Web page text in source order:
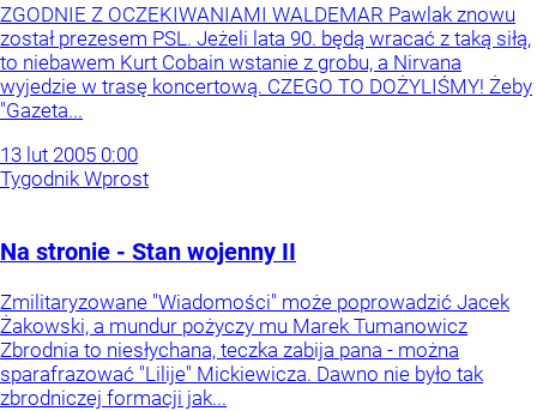
ZGODNIE Z OCZEKIWANIAMI WALDEMAR Pawlak znowu
został prezesem PSL. Jeżeli lata 90. będą wracać z taką siłą,
to niebawem Kurt Cobain wstanie z grobu, a Nirvana
wyjedzie w trasę koncertową. CZEGO TO DOŻYLIŚMY! Żeby
"Gazeta...
13 lut 2005 0:00
Tygodnik Wprost
Na stronie - Stan wojenny II
Zmilitaryzowane "Wiadomości" może poprowadzić Jacek
Żakowski, a mundur pożyczy mu Marek Tumanowicz
Zbrodnia to niesłychana, teczka zabija pana - można
sparafrazować "Lilije" Mickiewicza. Dawno nie było tak
zbrodniczej formacji jak...